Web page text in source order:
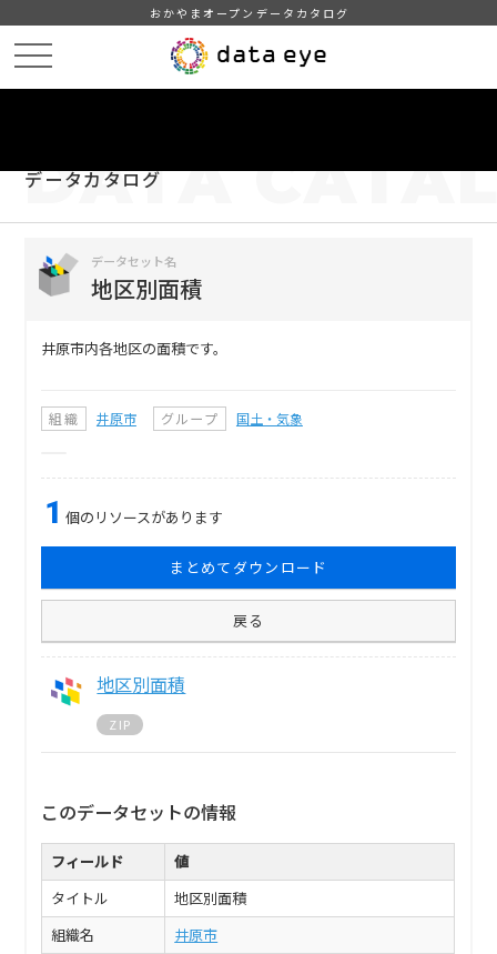
おかやまオープンデータカタログ
データカタログ
DATA
データセット名
地区別面積
井原市内各地区の面積です。
組織 井原市 グループ 国土・気象
1 個のリソースがあります
まとめてダウンロード
戻る
地区別面積
ZIP
このデータセットの情報
フィールド
値
タイトル
地区別面積
組織名
井原市